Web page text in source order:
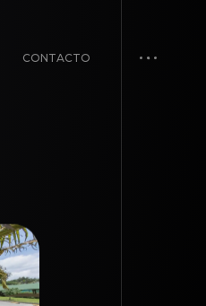
CONTACTO